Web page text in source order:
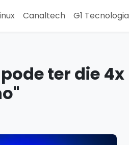
Canaltech G1 Tecnologia
ter die 4x